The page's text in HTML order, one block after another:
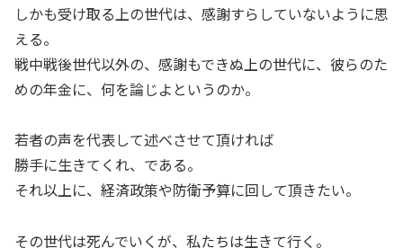
しかも受け取る上の世代は、感謝すらしていないように思
える。
戦中戦後世代以外の、感謝もできぬ上の世代に、彼らのた
めの年金に、何を論じよというのか。
若者の声を代表して述べさせて頂ければ
勝手に生きてくれ、である。
それ以上に、経済政策や防衛予算に回して頂きたい。
その世代は死んでいくが、私たちは生きて行く。